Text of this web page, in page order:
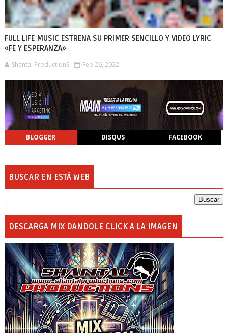
FULL LIFE MUSIC ESTRENA SU PRIMER SENCILLO Y VIDEO LYRIC
«FE Y ESPERANZA»
Shantal ProductionS Feb 26, 2022
BLOGGER DISQUS FACEBOOK
BUSCAR EN ESTÁ WEB
DESCARGA MIX DANDOLE CLICK A LA IMAGEN